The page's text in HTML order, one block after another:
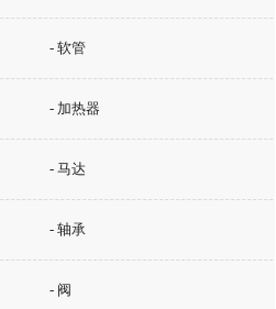
- 软管
- 加热器
- 马达
- 轴承
- 阀